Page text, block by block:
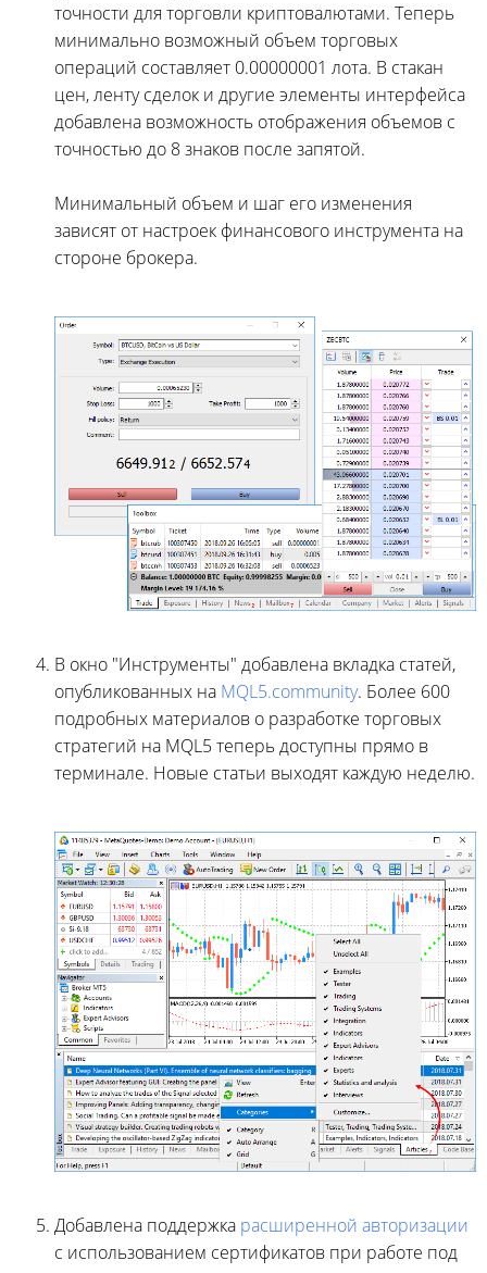
точности для торговли криптовалютами. Теперь
минимально возможный объем торговых
операций составляет 0.00000001 лота. В стакан
цен, ленту сделок и другие элементы интерфейса
добавлена возможность отображения объемов с
точностью до 8 знаков после запятой.
Минимальный объем и шаг его изменения
зависят от настроек финансового инструмента на
стороне брокера.
В окно "Инструменты" добавлена вкладка статей,
опубликованных на MQL5.community. Более 600
подробных материалов о разработке торговых
стратегий на MQL5 теперь доступны прямо в
терминале. Новые статьи выходят каждую неделю.
Добавлена поддержка расширенной авторизации
с использованием сертификатов при работе под